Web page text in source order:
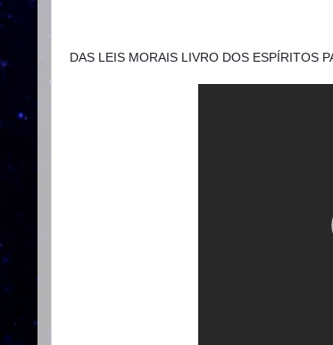
DAS LEIS MORAIS LIVRO DOS ESPÍRITOS